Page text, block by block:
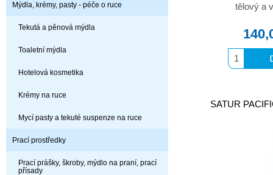
Mýdla, krémy, pasty - péče o ruce
Tekutá a pěnová mýdla
Toaletní mýdla
Hotelová kosmetika
Krémy na ruce
Mycí pasty a tekuté suspenze na ruce
Prací prostředky
Prací prášky, škroby, mýdlo na praní, prací
přísady
tělový a
SATUR